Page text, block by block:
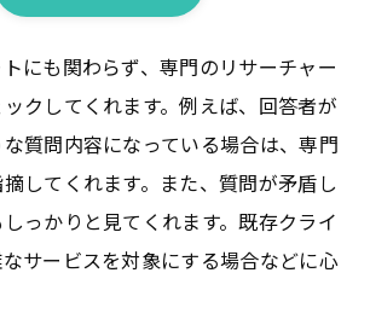
にも関わらず、専門のリサーチャー
クしてくれます。例えば、回答者が
質問内容になっている場合は、専門
してくれます。また、質問が矛盾し
っかりと見てくれます。既存クライ
サービスを対象にする場合などに心